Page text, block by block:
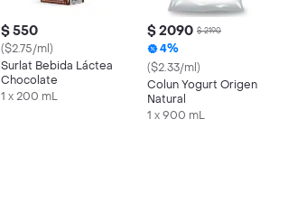
$ 550
($2.75/ml)
Surlat Bebida Láctea
Chocolate
1 x 200 mL
$ 2090 $ 2190
4%
($2.33/ml)
Colun Yogurt Origen
Natural
1 x 900 mL